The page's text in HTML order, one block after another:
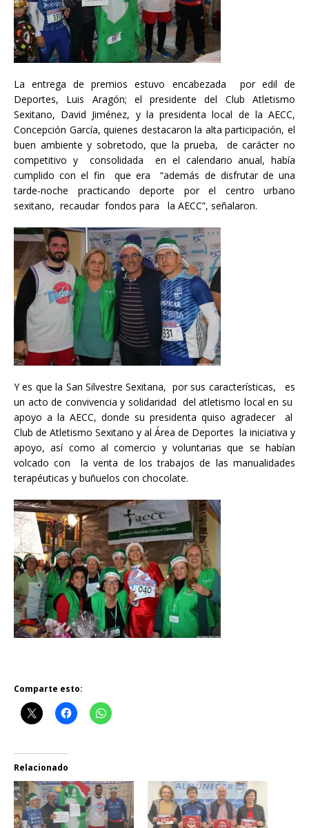
La entrega de premios estuvo encabezada por edil de
Deportes, Luis Aragón; el presidente del Club Atletismo
Sexitano, David Jiménez, y la presidenta local de la AECC,
Concepción García, quienes destacaron la alta participación, el
buen ambiente y sobretodo, que la prueba, de carácter no
competitivo y consolidada en el calendario anual, había
cumplido con el fin que era “además de disfrutar de una
tarde-noche practicando deporte por el centro urbano
sexitano, recaudar fondos para la AECC”, señalaron.
Y es que la San Silvestre Sexitana, por sus características, es
un acto de convivencia y solidaridad del atletismo local en su
apoyo a la AECC, donde su presidenta quiso agradecer al
Club de Atletismo Sexitano y al Área de Deportes la iniciativa y
apoyo, así como al comercio y voluntarias que se habían
volcado con la venta de los trabajos de las manualidades
terapéuticas y buñuelos con chocolate.
Comparte esto:
Relacionado